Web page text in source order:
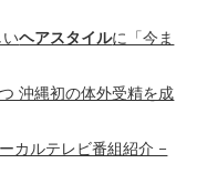
いヘアスタイルに「今ま
沖縄初の体外受精を成
カルテレビ番組紹介 –